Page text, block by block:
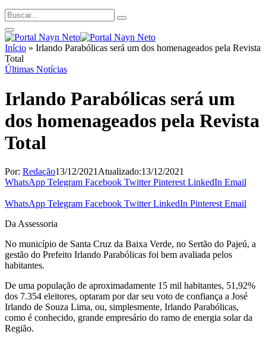
Início » Irlando Parabólicas será um dos homenageados pela Revista
Total
Últimas Notícias
Irlando Parabólicas será um
dos homenageados pela Revista
Total
Por: Redação13/12/2021 Atualizado:13/12/2021
WhatsApp Telegram Facebook Twitter Pinterest LinkedIn Email
WhatsApp Telegram Facebook Twitter LinkedIn Pinterest Email
Da Assessoria
No município de Santa Cruz da Baixa Verde, no Sertão do Pajeú, a
gestão do Prefeito Irlando Parabólicas foi bem avaliada pelos
habitantes.
De uma população de aproximadamente 15 mil habitantes, 51,92%
dos 7.354 eleitores, optaram por dar seu voto de confiança a José
Irlando de Souza Lima, ou, simplesmente, Irlando Parabólicas,
como é conhecido, grande empresário do ramo de energia solar da
Região.